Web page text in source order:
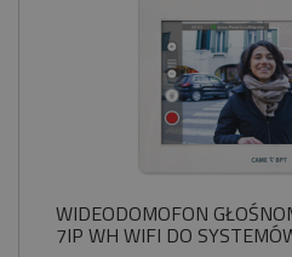
WIDEODOMOFON
7IP WH WIFI DO